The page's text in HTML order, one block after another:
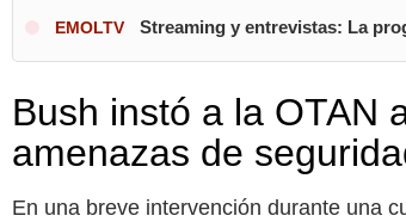
EMOLTV Streaming y entrevistas: La
Bush instó a la OTAN
amenazas de
En una breve intervención durante una